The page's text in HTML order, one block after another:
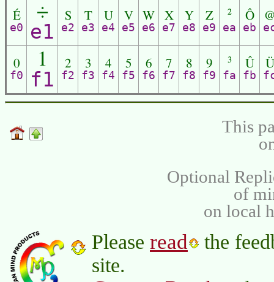
É
e0
÷
e1
S
e2
T
e3
U
e4
V
e5
W
e6
X
e7
Y
e8
Z
e9
²
ea
Ô
eb
0
f0
1
f1
2
f2
3
f3
4
f4
5
f5
6
f6
7
f7
8
f8
9
f9
³
fa
Û
fb
Ü
This
Optional
of
on local
Please read
the
site.